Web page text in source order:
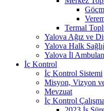
Termal
Yalova Ağız ve
Yalova Halk
Yalova İl
İç Kontrol
İç Kontrol Sistemi
Misyon, Vizyon
Mevzuat
İç Kontrol